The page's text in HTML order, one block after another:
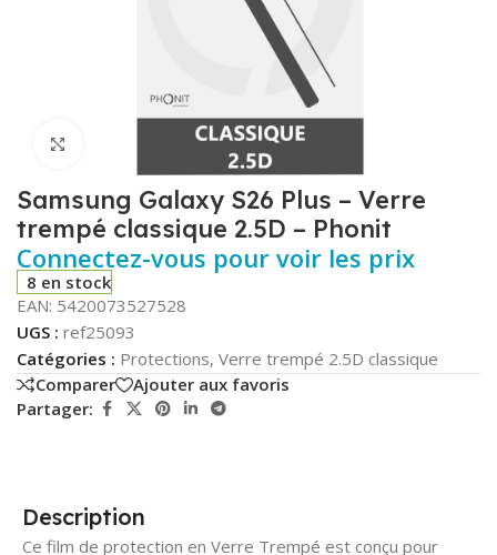
Click to enlarge
Samsung Galaxy S26 Plus – Verre
trempé classique 2.5D – Phonit
Connectez-vous pour voir les prix
8 en stock
EAN: 5420073527528
UGS : ref25093
Catégories : Protections, Verre trempé 2.5D classique
Comparer
Ajouter aux favoris
Partager:
Description
Ce film de protection en Verre Trempé est conçu pour